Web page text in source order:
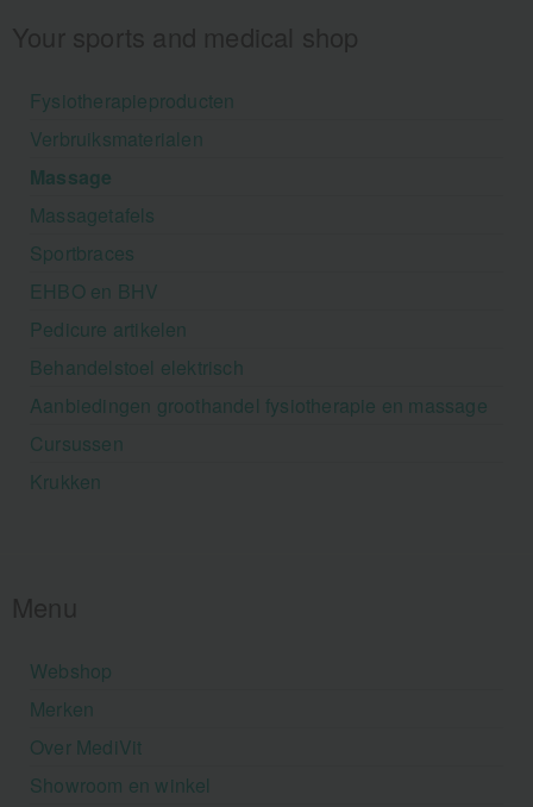
Fysiotherapieproducten
Verbruiksmaterialen
Massage
Massagetafels
Sportbraces
EHBO en BHV
Pedicure artikelen
Behandelstoel elektrisch
Aanbiedingen groothandel fysiotherapie en massage
Cursussen
Krukken
Webshop
Merken
Over MediVit
Showroom en winkel